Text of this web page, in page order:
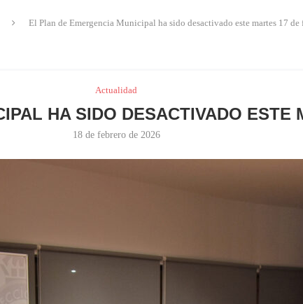
El Plan de Emergencia Municipal ha sido desactivado este martes 17 de
Actualidad
HA SIDO DESACTIVADO ESTE
18 de febrero de 2026